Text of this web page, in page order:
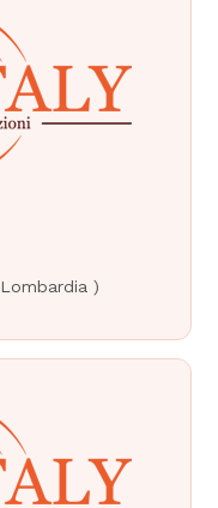
Lombardia )